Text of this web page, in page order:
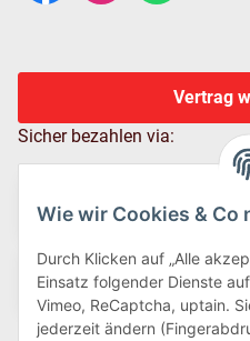
Wie wir Cookies & Co
Durch Klicken auf „Alle
Einsatz folgender Dienste
Vimeo, ReCaptcha, uptain.
jederzeit ändern
Vertrag
Sicher bezahlen via: